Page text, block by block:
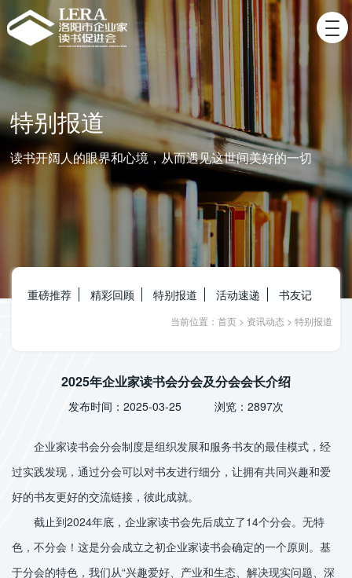
特别报道
读书开阔人的眼界和心境，从而遇见这世间美好的一切
重磅推荐 精彩回顾 特别报道 活动速递 书友记
当前位置： 首页 > 资讯动态 > 特别报道
2025年企业家读书会分会及分会会长介绍
发布时间：2025-03-25 浏览：2897次
企业家读书会分会制度是组织发展和服务书友的最佳模式，经
过实践发现，通过分会可以对书友进行细分，让拥有共同兴趣和爱
好的书友更好的交流链接，彼此成就。
截止到2024年底，企业家读书会先后成立了14个分会。无特
色，不分会！这是分会成立之初企业家读书会确定的一个原则。基
于分会的特色，我们从“兴趣爱好、产业和生态、解决现实问题、深